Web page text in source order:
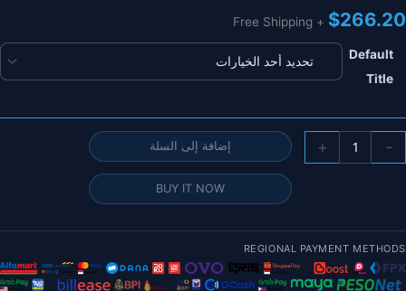
$266.20
+ Free Shipping
Default
Title
-
T-
مراوح
من
+ إضافة إلى السلة
BUY IT NOW
REGIONAL PAYMENT METHODS